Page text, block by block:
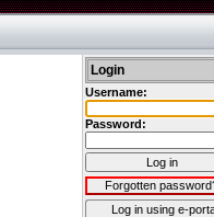
Login
Username:
Password:
Log in
Forgotten
Log in using e-